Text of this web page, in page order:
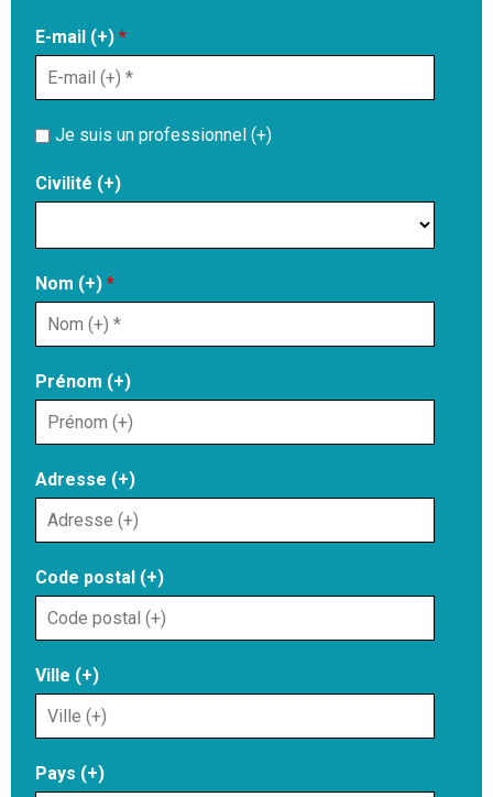
E-mail (+) *
Je suis un professionnel (+)
Civilité (+)
Nom (+) *
Prénom (+)
Adresse (+)
Code postal (+)
Ville (+)
Pays (+)